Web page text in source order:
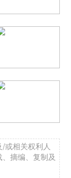
或相关权利人
摘编、复制及